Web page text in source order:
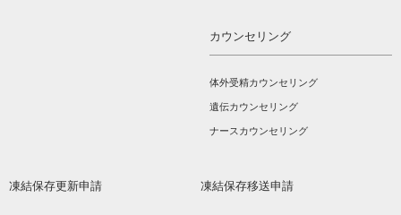
カウンセリング
体外受精カウンセリング
遺伝カウンセリング
ナースカウンセリング
凍結保存更新申請 凍結保存移送申請